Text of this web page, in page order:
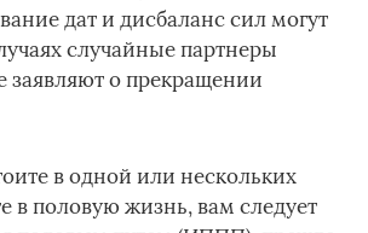
дат и дисбаланс сил могут
случайные партнеры
заявляют о прекращении
в одной или нескольких
в половую жизнь, вам следует